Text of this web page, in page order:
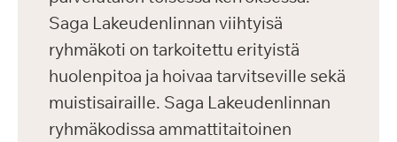
Saga Lakeudenlinnan viihtyisä
ryhmäkoti on tarkoitettu erityistä
huolenpitoa ja hoivaa tarvitseville sekä
muistisairaille. Saga Lakeudenlinnan
ryhmäkodissa ammattitaitoinen